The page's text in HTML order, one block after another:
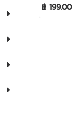
฿ 199.00